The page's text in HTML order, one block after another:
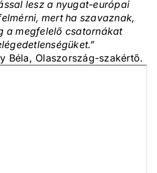
lesz a nyugat-európai
mert ha szavaznak,
a megfelelő csatornákat
Béla, Olaszország-szakértő.